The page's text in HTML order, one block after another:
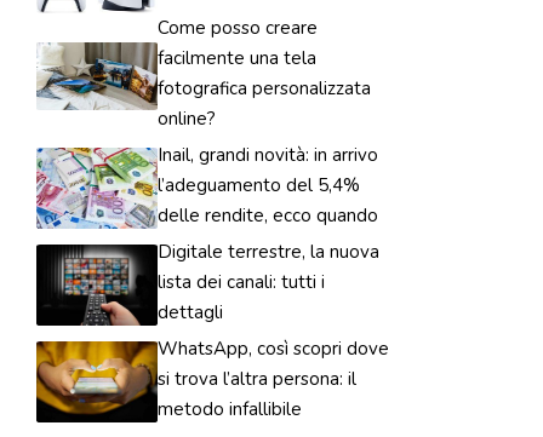
Come posso creare
facilmente una tela
fotografica personalizzata
online?
Inail, grandi novità: in arrivo
l’adeguamento del 5,4%
delle rendite, ecco quando
Digitale terrestre, la nuova
lista dei canali: tutti i
dettagli
WhatsApp, così scopri dove
si trova l’altra persona: il
metodo infallibile